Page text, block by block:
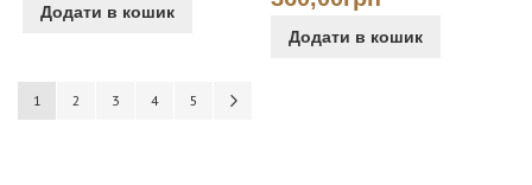
Додати в кошик
Додати в кошик
Сторінка
You're currently reading page
1 Сторінка
2 Сторінка
3 Сторінка
4 Сторінка
5